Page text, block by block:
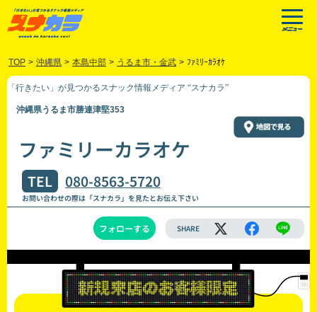
TOP > 沖縄県 > 本島中部 > うるま市・金武 > ﾌｧﾐﾘｰｶﾗｵｹ
「行きたい」が見つかるスナック情報メディア “スナカラ”
沖縄県うるま市勝連津堅353
ファミリーカラオケ
TEL 080-8563-5720
お問い合わせの際は「スナカラ」を見たとお伝え下さい
フォローする SHARE